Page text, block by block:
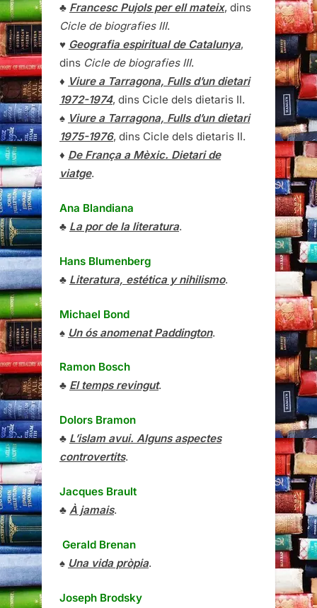
♣ Francesc Pujols per ell mateix, dins
Cicle de biografies III.
♥ Geografia espiritual de Catalunya,
dins Cicle de biografies III.
♦ Viure a Tarragona, Fulls d’un dietari
1972-1974, dins Cicle dels dietaris II.
♠ Viure a Tarragona, Fulls d’un dietari
1975-1976, dins Cicle dels dietaris II.
♦ De França a Mèxic. Dietari de
viatge.
Ana Blandiana
♣ La por de la literatura.
Hans Blumenberg
♣ Literatura, estética y nihilismo.
Michael Bond
♠ Un ós anomenat Paddington.
Ramon Bosch
♣ El temps revingut.
Dolors Bramon
♣ L’islam avui. Alguns aspectes
controvertits.
Jacques Brault
♣ À jamais.
Gerald Brenan
♠ Una vida pròpia.
Joseph Brodsky